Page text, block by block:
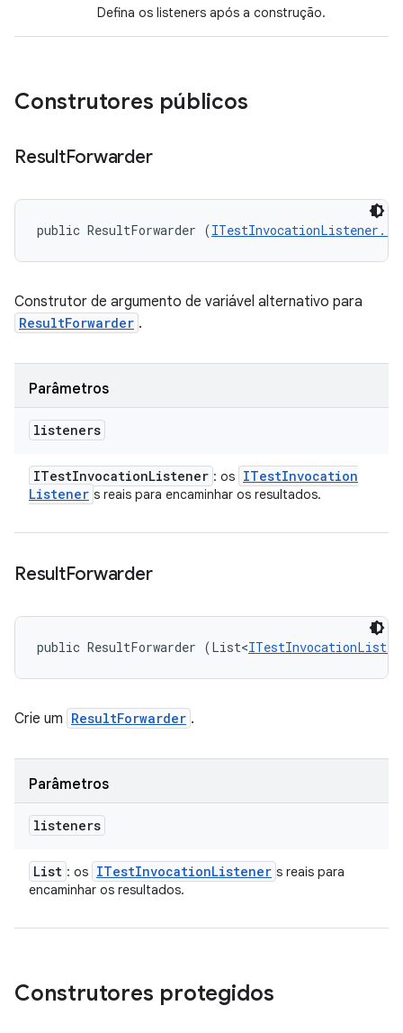
Defina os listeners após a construção.
Construtores públicos
ResultForwarder
public ResultForwarder (ITestInvocationListener...
Construtor de argumento de variável alternativo para
ResultForwarder .
Parâmetros
listeners
ITestInvocationListener : os ITestInvocation
Listener s reais para encaminhar os resultados.
ResultForwarder
public ResultForwarder (List<
Crie um ResultForwarder .
Parâmetros
listeners
List : os ITestInvocationListener s reais para
encaminhar os resultados.
Construtores protegidos